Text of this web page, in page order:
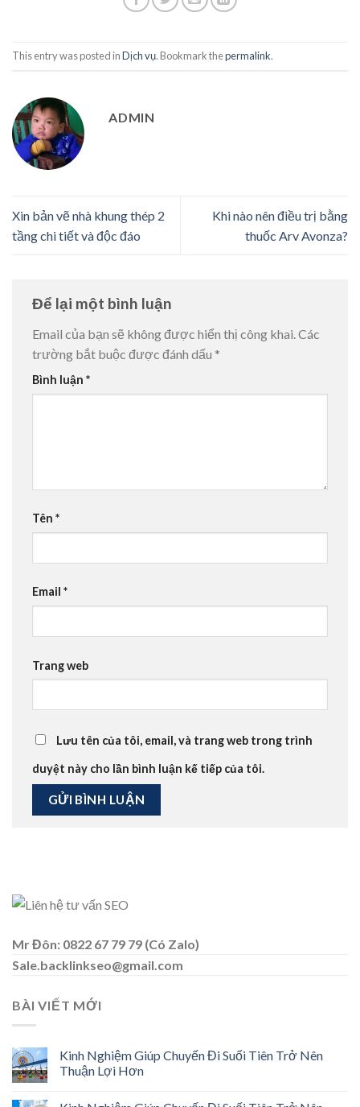
This entry was posted inDịch vụ. Bookmark thepermalink.
ADMIN
Xin bản vẽ nhà khung thép 2
tầng chi tiết và độc đáo
Khi nào nên điều trị bằng
thuốc Arv Avonza?
Để lại một bình luận
Email của bạn sẽ không được hiển thị công khai.Các
trường bắt buộc được đánh dấu *
Bình luận *
Tên *
Email *
Trang web
Lưu tên của tôi, email, và trang web trong trình
duyệt này cho lần bình luận kế tiếp của tôi.
Mr Đôn: 0822 67 79 79 (Có Zalo)
Sale.backlinkseo@gmail.com
BÀI VIẾT MỚI
Kinh Nghiệm Giúp Chuyến Đi Suối Tiên Trở Nên
Thuận Lợi Hơn